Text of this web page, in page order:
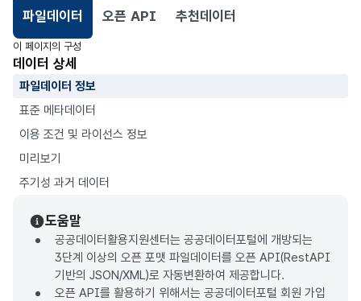
파일데이터
선택됨
오픈 API 추천데이터
이 페이지의 구성
데이터 상세
파일데이터 정보
표준 메타데이터
이용 조건 및 라이선스 정보
미리보기
주기성 과거 데이터
도움말
공공데이터활용지원센터는 공공데이터포털에 개방되는
3단계 이상의 오픈 포맷 파일데이터를 오픈 API(RestAPI
기반의 JSON/XML)로 자동변환하여 제공합니다.
오픈 API를 활용하기 위해서는 공공데이터포털 회원 가입